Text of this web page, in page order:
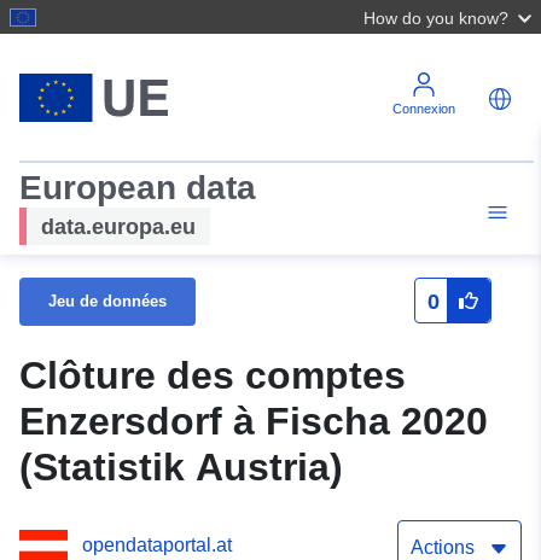
How do you know?
Connexion
European data
data.europa.eu
Jeu de données 0
Clôture des comptes
Enzersdorf à Fischa 2020
(Statistik Austria)
opendataportal.at Actions